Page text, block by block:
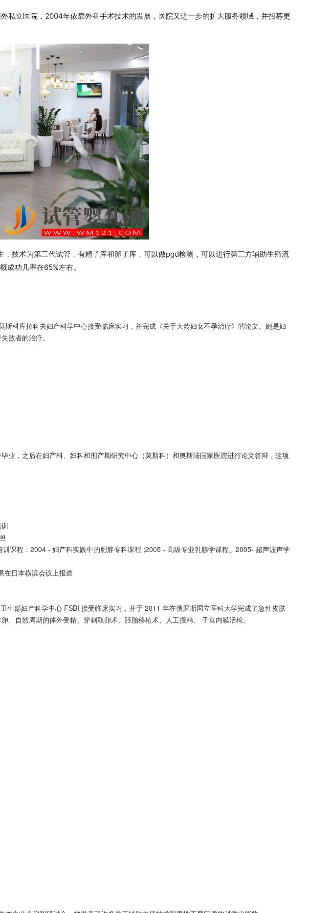
私立医院，2004年依靠外科手术技术的发展，医院又进一步的扩大服务领域，并招募更
技术为第三代试管，有精子库和卵子库，可以做pgd检测，可以进行第三方辅助生殖流
成功几率在65%左右。
库拉科夫妇产科学中心接受临床实习，并完成《关于大龄妇女不孕治疗》的论文。她是妇
败者的治疗。
，之后在妇产科、妇科和围产期研究中心（莫斯科）和奥斯陆国家医院进行论文答辩，这项
程：2004 - 妇产科实践中的肥胖专科课程 ;2005 - 高级专业乳腺学课程、2005- 超声波声学
日本横滨会议上报道
部妇产科学中心 FSBI 接受临床实习，并于 2011 年在俄罗斯国立医科大学完成了急性皮肤
自然周期的体外受精、穿刺取卵术、胚胎移植术、人工授精、 子宫内膜活检。